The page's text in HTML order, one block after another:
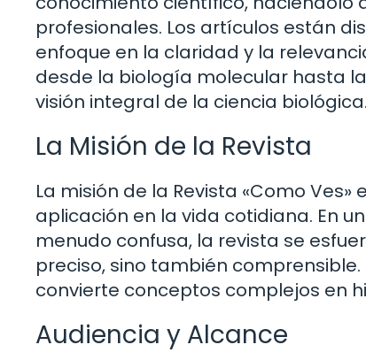
profesionales. Los artículos están
enfoque en la claridad y la
desde la biología molecular hasta
visión integral de la ciencia biológica.
La Misión de la Revista
La misión de la Revista «Como
aplicación en la vida cotidiana. En
menudo confusa, la revista se
preciso, sino también
convierte conceptos complejos en
Audiencia y Alcance